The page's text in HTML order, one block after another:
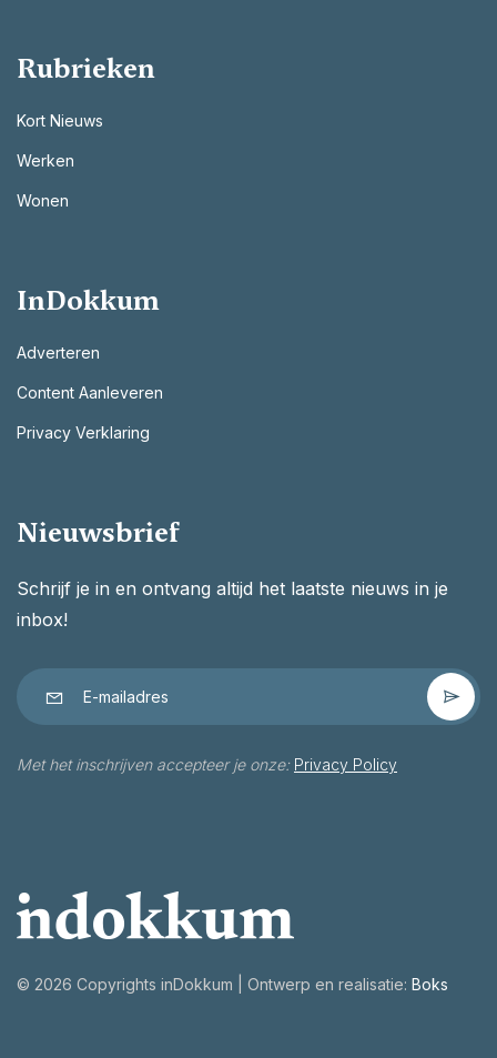
Rubrieken
Kort Nieuws
Werken
Wonen
InDokkum
Adverteren
Content Aanleveren
Privacy Verklaring
Nieuwsbrief
Schrijf je in en ontvang altijd het laatste nieuws in je
inbox!
Met het inschrijven accepteer je onze: Privacy Policy
© 2026 Copyrights inDokkum | Ontwerp en realisatie: Boks